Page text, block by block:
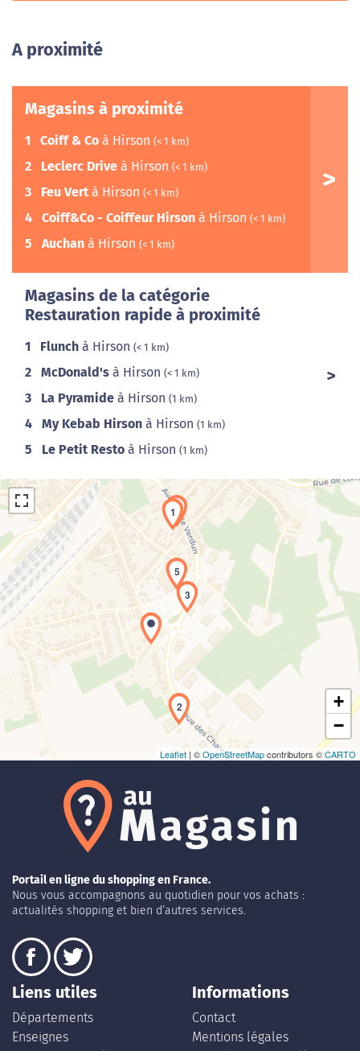
A proximité
Magasins à proximité
1 Coiff & Co à Hirson (< 1 km)
2 Leclerc Drive à Hirson (< 1 km)
3 Feu Vert à Hirson (< 1 km)
4 Coiff&Co - Coiffeur Hirson à Hirson (< 1 km)
5 Auchan à Hirson (< 1 km)
Magasins de la catégorie
Restauration rapide à proximité
1 Flunch à Hirson (< 1 km)
2 McDonald's à Hirson (< 1 km)
3 La Pyramide à Hirson (1 km)
4 My Kebab Hirson à Hirson (1 km)
5 Le Petit Resto à Hirson (1 km)
Chargement de la carte en cours...
1
2
3
4
5
+
−
Leaflet | ©OpenStreetMapcontributors ©CARTO
Portail en ligne du shopping en France.
Nous vous accompagnons au quotidien pour vos achats :
actualités shopping et bien d’autres services.
Liens utiles
Départements
Enseignes
Informations
Contact
Mentions légales